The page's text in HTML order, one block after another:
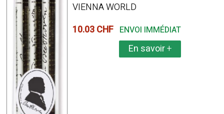
VIENNA WORLD
10.03 CHF ENVOI IMMÉDIAT
En savoir+